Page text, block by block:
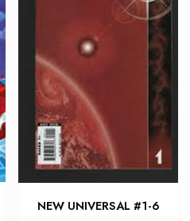
NEW UNIVERSAL #1-6